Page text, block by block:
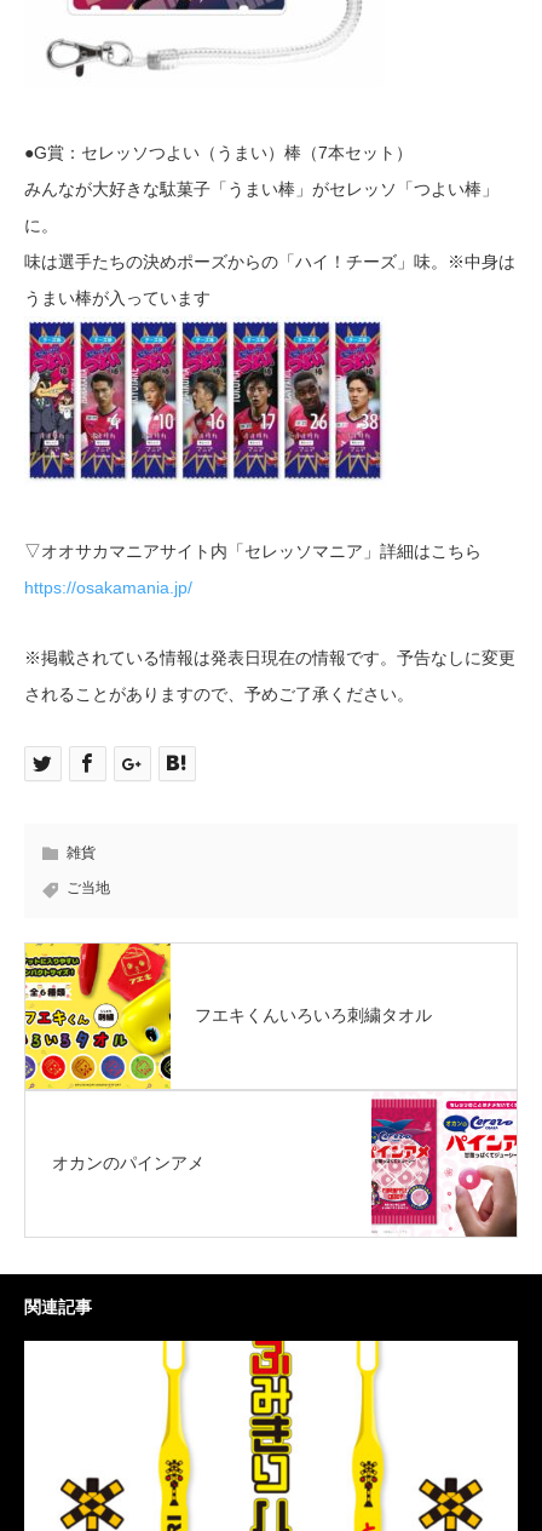
●G賞：セレッソつよい（うまい）棒（7本セット）
みんなが大好きな駄菓子「うまい棒」がセレッソ「つよい棒」
に。
味は選手たちの決めポーズからの「ハイ！チーズ」味。※中身は
うまい棒が入っています
▽オオサカマニアサイト内「セレッソマニア」詳細はこちら
https://osakamania.jp/
※掲載されている情報は発表日現在の情報です。予告なしに変更
されることがありますので、予めご了承ください。
雑貨
ご当地
フエキくんいろいろ刺繍タオル
オカンのパインアメ
関連記事